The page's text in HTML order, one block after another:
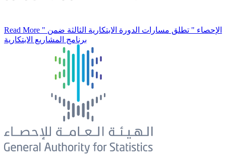
Read More " الإحصاء " تطلق مسارات الدورة الابتكارية الثالثة ضمن
برنامج المشاريع الابتكارية